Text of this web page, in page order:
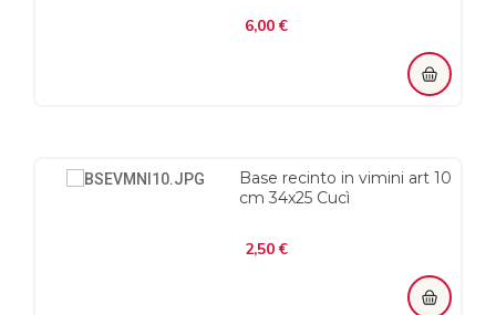
6,00 €
Base recinto in vimini art 10
cm 34x25 Cucì
2,50 €